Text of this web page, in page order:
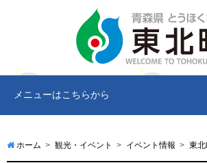
メニューはこちらから
ホーム 観光・イベント イベント情報 東北